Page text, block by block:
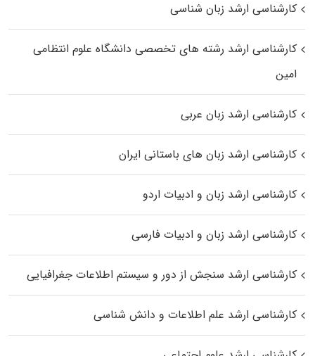
کارشناسی ارشد زبان شناسی
کارشناسی ارشد رﺷﺘﻪ ﻫﺎی تخصصی داﻧﺸﮕﺎه ﻋﻠﻮم انتظامی
اﻣﻴﻦ
کارشناسی ارشد زبان عربی
کارشناسی ارشد زبان‌ های باستانی ایران
کارشناسی ارشد زبان و ادبیات اردو
کارشناسی ارشد زبان و ادبیات فارسی
کارشناسی ارشد سنجش از دور و سیستم اطلاعات جغرافیایی
کارشناسی ارشد علم اطلاعات و دانش شناسی